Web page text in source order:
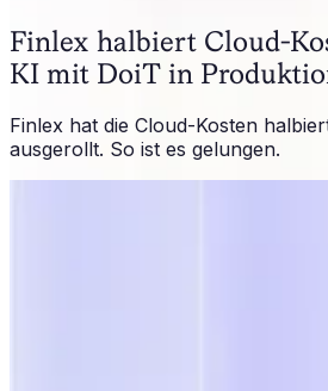
Finlex halbiert Cloud-
KI mit DoiT in
Finlex hat die Cloud-Kosten
ausgerollt. So ist es gelungen.